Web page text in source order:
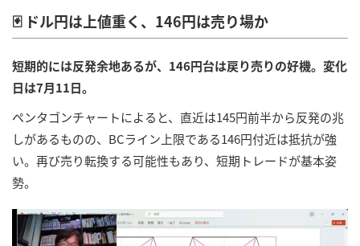
🃏 ドル円は上値重く、146円は売り場か
短期的には反発余地あるが、146円台は戻り売りの好機。変化
日は7月11日。
ペンタゴンチャートによると、直近は145円前半から反発の兆
しがあるものの、BCライン上限である146円付近は抵抗が強
い。再び売り転換する可能性もあり、短期トレードが基本姿
勢。